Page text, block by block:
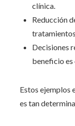
clínica.
Reducción
Decisiones
beneficio es
Estos ejemplos
es tan